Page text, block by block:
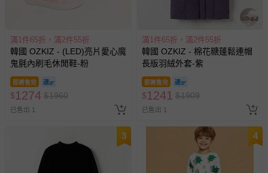
滿1件65折，滿2件55折
韓國 OZKIZ - (LED)亮片愛心魔
鬼氈內刷毛休閒鞋-粉
即將售完
$1274 $1960
已售出 1
滿1件65折，滿2件55折
韓國 OZKIZ - 棉花糖蓬鬆連帽
長版羽絨外套-紫
即將售完
$1241 $1909
已售出 1
3 4